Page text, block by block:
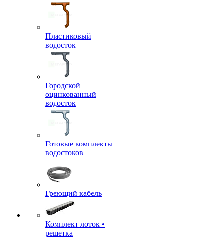
Пластиковый
водосток
Городской
оцинкованный
водосток
Готовые комплекты
водостоков
Греющий кабель
Комплект лоток •
решетка